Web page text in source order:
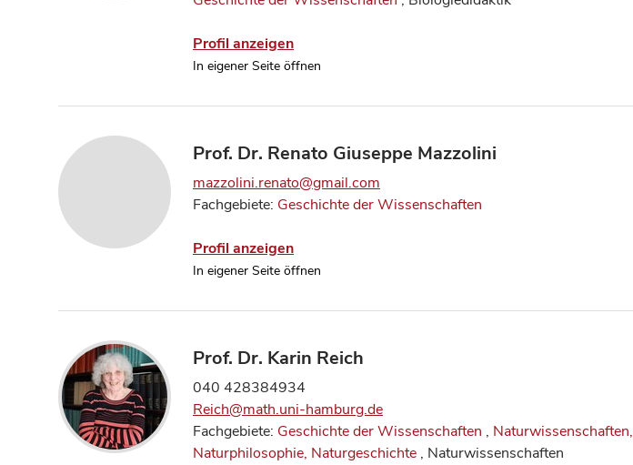
Profil anzeigen
In eigener Seite öffnen
Prof. Dr. Renato Giuseppe Mazzolini
mazzolini.renato@gmail.com
Fachgebiete: Geschichte der Wissenschaften
Profil anzeigen
In eigener Seite öffnen
Prof. Dr. Karin Reich
040 428384934
Reich@math.uni-hamburg.de
Fachgebiete: Geschichte der Wissenschaften , Naturwissenschaften,
Naturphilosophie, Naturgeschichte , Naturwissenschaften